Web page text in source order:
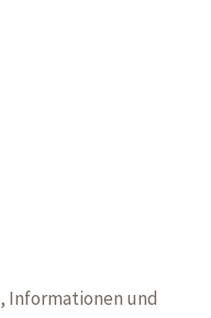
Informationen und